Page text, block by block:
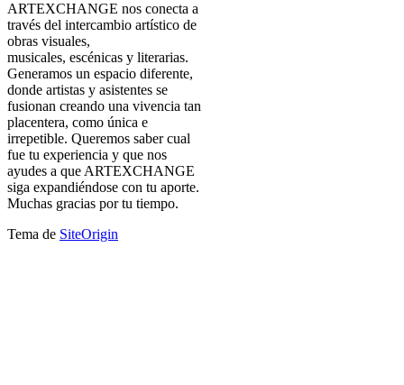
ARTEXCHANGE nos conecta a
través del intercambio artístico de
obras visuales,
musicales, escénicas y literarias.
Generamos un espacio diferente,
donde artistas y asistentes se
fusionan creando una vivencia tan
placentera, como única e
irrepetible. Queremos saber cual
fue tu experiencia y que nos
ayudes a que ARTEXCHANGE
siga expandiéndose con tu aporte.
Muchas gracias por tu tiempo.
Tema de SiteOrigin